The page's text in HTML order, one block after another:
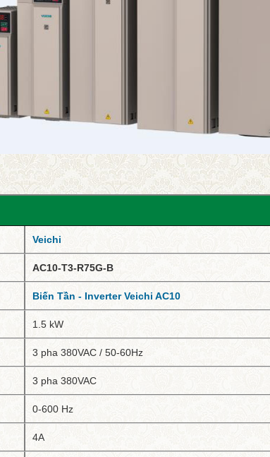
Veichi
AC10-T3-R75G-B
Biến Tần - Inverter Veichi AC10
1.5 kW
3 pha 380VAC / 50-60Hz
3 pha 380VAC
0-600 Hz
4A